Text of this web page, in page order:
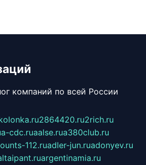
компаний по всей России
2864420.ru2rich.ru
a-cdc.ruaalse.rua380club.ru
112.ruadler-jun.ruadonyev.ru
argentinamia.ru